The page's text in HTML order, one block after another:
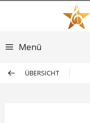
Menü
ÜBERSICHT